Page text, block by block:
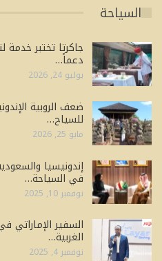
السياحة
جاكرتا تختبر خدمة
دعماً…
يوليو 24, 2026
ضعف الروبية
للسياح…
مايو 25, 2026
إندونيسيا
في السياحة…
نوفمبر 10, 2025
السفير الإماراتي
الغربية…
نوفمبر 4, 2025